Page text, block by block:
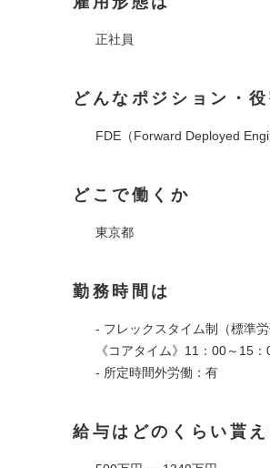
正社員
どんなポジション・
FDE（Forward Deployed
どこで働くか
東京都
勤務時間は
- フレックスタイム制（標準
《コアタイム》11：00～15：
- 所定時間外労働：有
給与はどのくらい貰